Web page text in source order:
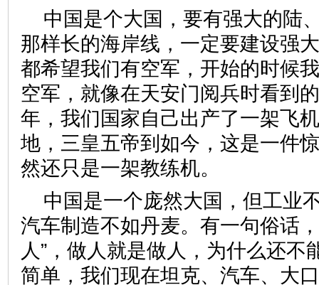
中国是个大国，要有强大的陆
那样长的海岸线，一定要建设强
都希望我们有空军，开始的时候
空军，就像在天安门阅兵时看到
年，我们国家自己出产了一架飞
地，三皇五帝到如今，这是一件
然还只是一架教练机。
中国是一个庞然大国，但工业
汽车制造不如丹麦。有一句俗话
人”，做人就是做人，为什么还不
简单，我们现在坦克、汽车、大